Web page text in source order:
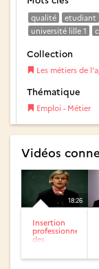
qualité etudiant
université lille 1
Collection
Les métiers de
Thématique
Emploi - Métier
Vidéos
18:26
Insertion
professionnelle
des